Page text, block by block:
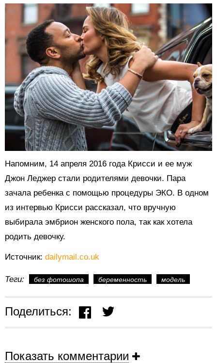
Напомним, 14 апреля 2016 года Крисси и ее муж
Джон Леджер стали родителями девочки. Пара
зачала ребенка с помощью процедуры ЭКО. В одном
из интервью Крисси рассказал, что вручную
выбирала эмбрион женского пола, так как хотела
родить девочку.
Источник: dailymail.co.uk
Теги: без фотошопа беременность модель
Поделиться:
Показать комментарии